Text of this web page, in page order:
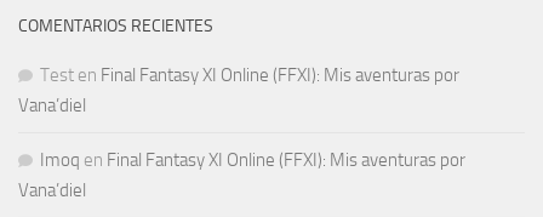
COMENTARIOS RECIENTES
Test en Final Fantasy XI Online (FFXI): Mis aventuras por
Vana’diel
Imoq en Final Fantasy XI Online (FFXI): Mis aventuras por
Vana’diel